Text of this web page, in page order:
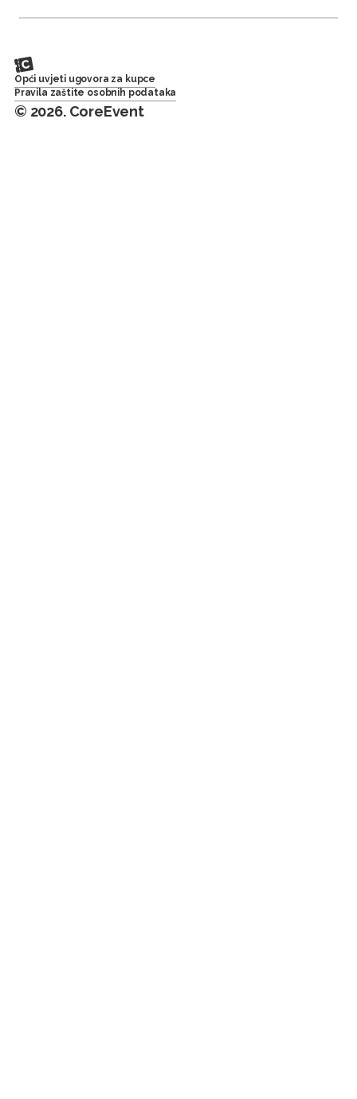
Opći uvjeti ugovora za kupce
Pravila zaštite osobnih podataka
© 2026. CoreEvent